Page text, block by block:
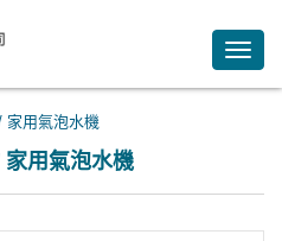
家用氣泡水機
用氣泡水機